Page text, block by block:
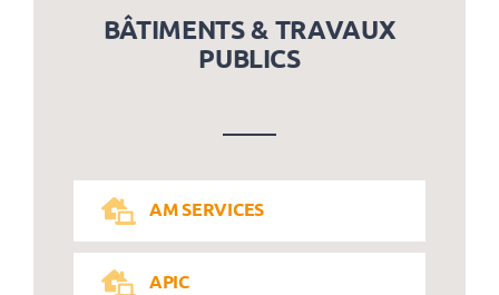
BÂTIMENTS & TRAVAUX
PUBLICS
AM SERVICES
APIC